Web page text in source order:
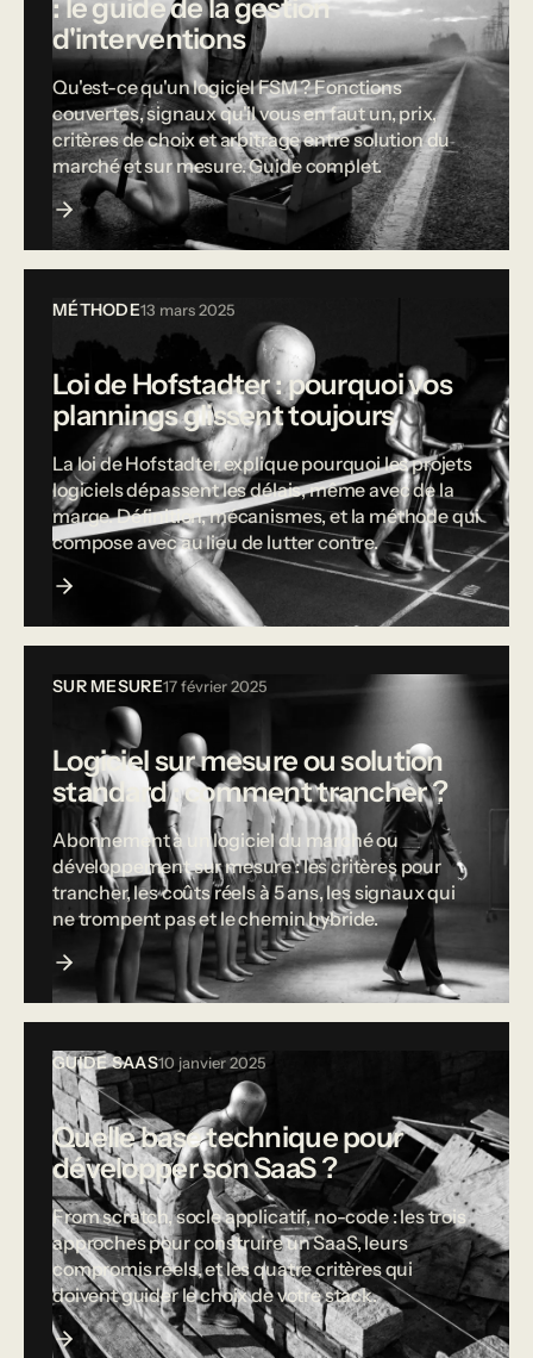
: le guide de la gestion
d'interventions
Qu'est-ce qu'un logiciel FSM ? Fonctions
couvertes, signaux qu'il vous en faut un, prix,
critères de choix et arbitrage entre solution du
marché et sur mesure. Guide complet.
MÉTHODE13 mars 2025
Loi de Hofstadter : pourquoi vos
plannings glissent toujours
La loi de Hofstadter explique pourquoi les projets
logiciels dépassent les délais, même avec de la
marge. Définition, mécanismes, et la méthode qui
compose avec au lieu de lutter contre.
SUR MESURE17 février 2025
Logiciel sur mesure ou solution
standard : comment trancher ?
Abonnement à un logiciel du marché ou
développement sur mesure : les critères pour
trancher, les coûts réels à 5 ans, les signaux qui
ne trompent pas et le chemin hybride.
GUIDE SAAS10 janvier 2025
Quelle base technique pour
développer son SaaS ?
From scratch, socle applicatif, no-code : les trois
approches pour construire un SaaS, leurs
compromis réels, et les quatre critères qui
doivent guider le choix de votre stack.